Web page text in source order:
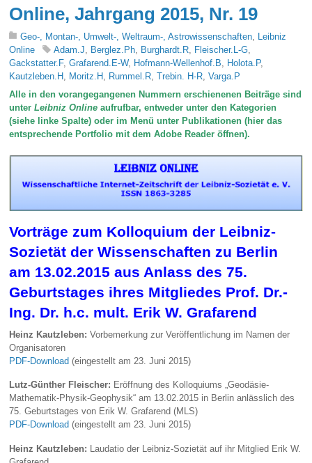
Online, Jahrgang 2015, Nr. 19
Geo-, Montan-, Umwelt-, Weltraum-, Astrowissenschaften Leibniz
Online
Adam.J Berglez.Ph Burghardt.R Fleischer.L-G
Gackstatter.F,Grafarend.E-W, Hofmann-Wellenhof.B Holota.P,
Kautzleben.H Moritz.H Rummel.R ,Trebin. H-R ,Varga.P
Alle in den vorangegangenen Nummern erschienenen Beiträge sind
unterLeibniz Online aufrufbar, entweder unter den Kategorien
(siehe linke Spalte) oder im Menü unter Publikationen (hier das
entsprechende Portfolio mit dem Adobe Reader öffnen).
Vorträge zum Kolloquium der Leibniz-
Sozietät der Wissenschaften zu Berlin
am 13.02.2015 aus Anlass des 75.
Geburtstages ihres Mitgliedes Prof. Dr.-
Ing. Dr. h.c. mult. Erik W. Grafarend
Heinz Kautzleben:Vorbemerkung zur Veröffentlichung im Namen der
Organisatoren
PDF-Download (eingestellt am 23. Juni 2015)
Lutz-Günther Fleischer: Eröffnung des Kolloquiums „Geodäsie-
Mathematik-Physik-Geophysik“ am 13.02.2015 in Berlin anlässlich des
75. Geburtstages von Erik W. Grafarend (MLS)
PDF-Download (eingestellt am 23. Juni 2015)
Heinz Kautzleben:
Laudatio der Leibniz-Sozietät auf ihr Mitglied Erik W.